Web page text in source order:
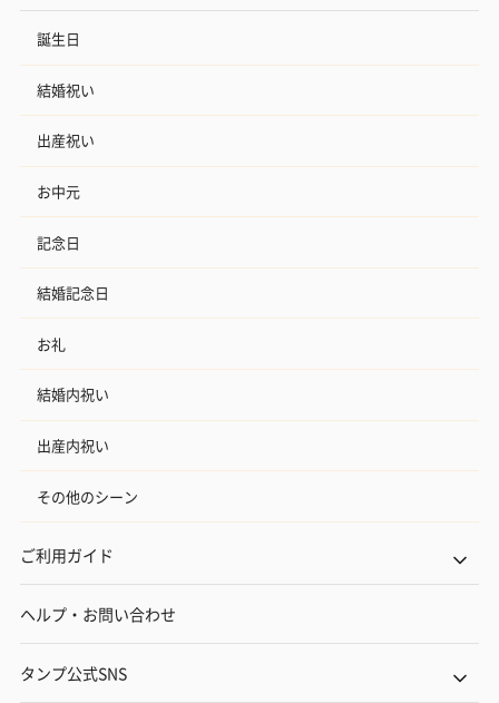
誕生日
結婚祝い
出産祝い
お中元
記念日
結婚記念日
お礼
結婚内祝い
出産内祝い
その他のシーン
ご利用ガイド
ヘルプ・お問い合わせ
タンプ公式SNS